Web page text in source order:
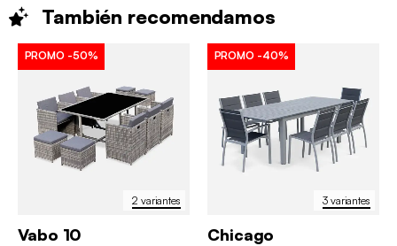
También recomendamos
2 variantes
PROMO -50%
Vabo 10
3 variantes
PROMO -40%
Chicago